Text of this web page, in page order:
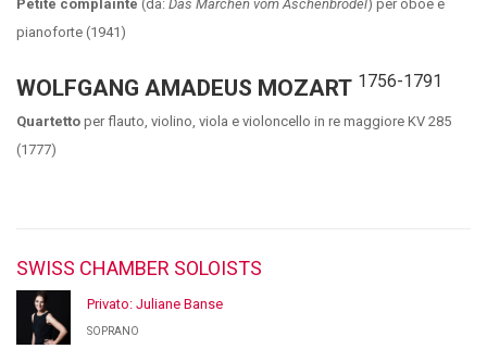
Petite complainte (da: Das Märchen vom Aschenbrödel) per oboe e
pianoforte (1941)
WOLFGANG AMADEUS MOZART 1756-1791
Quartetto per flauto, violino, viola e violoncello in re maggiore KV 285
(1777)
SWISS CHAMBER SOLOISTS
Privato: Juliane Banse
SOPRANO